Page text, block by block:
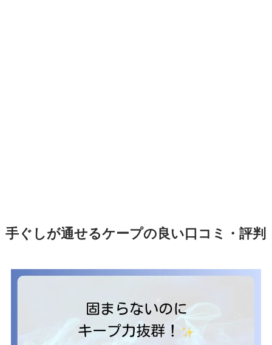
手ぐしが通せるケープの良い口コミ・評判